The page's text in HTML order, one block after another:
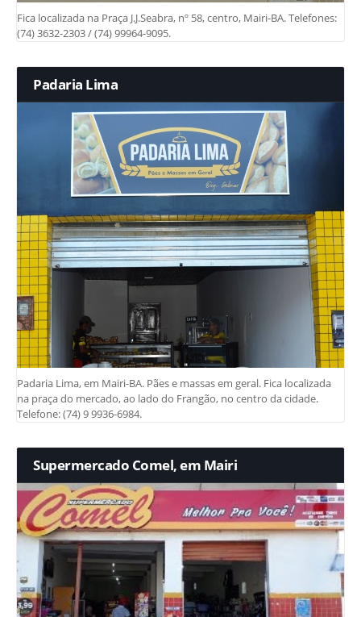
Fica localizada na Praça J.J.Seabra, nº 58, centro, Mairi-BA. Telefones:
(74) 3632-2303 / (74) 99964-9095.
Padaria Lima
Padaria Lima, em Mairi-BA. Pães e massas em geral. Fica localizada
na praça do mercado, ao lado do Frangão, no centro da cidade.
Telefone: (74) 9 9936-6984.
Supermercado Comel, em Mairi